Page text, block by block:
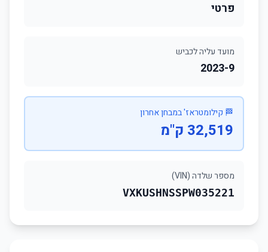
פרטי
מועד עליה לכביש
2023-9
🏁 קילומטראז' במבחן אחרון
32,519 ק"מ
מספר שלדה (VIN)
VXKUSHNSSPW035221